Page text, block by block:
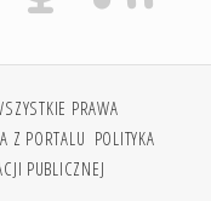
PRAWA
Z PORTALU POLITYKA
PUBLICZNEJ